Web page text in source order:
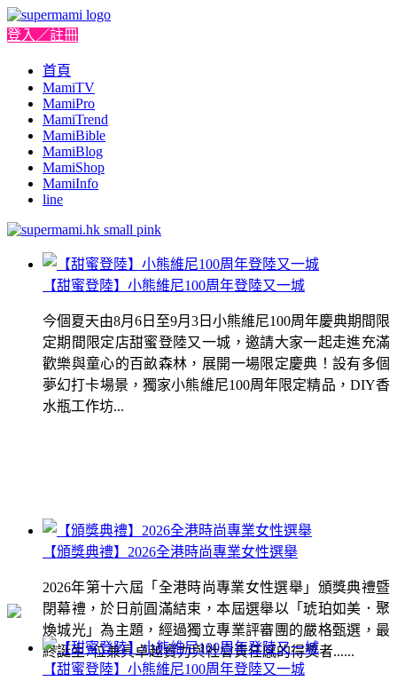
登入／註冊
首頁
MamiTV
MamiPro
MamiTrend
MamiBible
MamiBlog
MamiShop
MamiInfo
line
【甜蜜登陸】小熊維尼100周年登陸又一城
今個夏天由8月6日至9月3日小熊維尼100周年慶典期間限
定期間限定店甜蜜登陸又一城，邀請大家一起走進充滿
歡樂與童心的百畝森林，展開一場限定慶典！設有多個
夢幻打卡場景，獨家小熊維尼100周年限定精品，DIY香
水瓶工作坊...
【頒獎典禮】2026全港時尚專業女性選舉
2026年第十六屆「全港時尚專業女性選舉」頒獎典禮暨
閉幕禮，於日前圓滿結束，本屆選舉以「琥珀如美．聚
煥城光」為主題，經過獨立專業評審團的嚴格甄選，最
終誕生7位兼具卓越實力與社會責任感的得獎者......
【甜蜜登陸】小熊維尼100周年登陸又一城